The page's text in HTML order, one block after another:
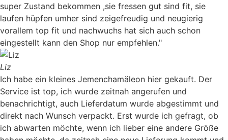
super Zustand bekommen ,sie fressen gut sind fit, sie
laufen hüpfen umher sind zeigefreudig und neugierig
vorallem top fit und nachwuchs hat sich auch schon
eingestellt kann den Shop nur empfehlen."
Liz
Ich habe ein kleines Jemenchamäleon hier gekauft. Der
Service ist top, ich wurde zeitnah angerufen und
benachrichtigt, auch Lieferdatum wurde abgestimmt und
direkt nach Wunsch verpackt. Erst wurde ich gefragt, ob
ich abwarten möchte, wenn ich lieber eine andere Größe